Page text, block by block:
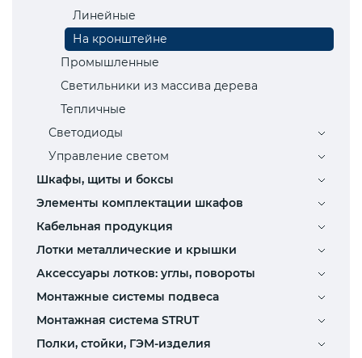
Линейные
На кронштейне
Промышленные
Светильники из массива дерева
Тепличные
Светодиоды
Управление светом
Шкафы, щиты и боксы
Элементы комплектации шкафов
Кабельная продукция
Лотки металлические и крышки
Аксессуары лотков: углы, повороты
Монтажные системы подвеса
Монтажная система STRUT
Полки, стойки, ГЭМ-изделия